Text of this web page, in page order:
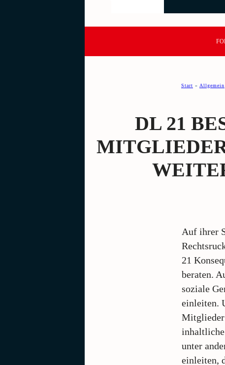
Start » Allgemein
DL 21
Auf ihrer
21
beraten.
soziale
einleiten.
Mitglieder
unter
einleiten,